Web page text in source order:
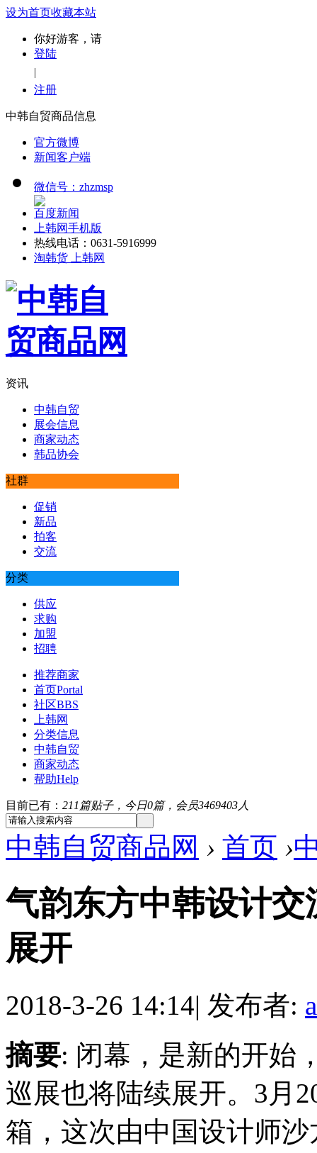
设为首页收藏本站
你好游客，请
登陆
|
注册
中韩自贸商品信息
官方微博
新闻客户端
微信号：zhzmsp
百度新闻
上韩网手机版
热线电话：0631-5916999
淘韩货 上韩网
资讯
中韩自贸
展会信息
商家动态
韩品协会
社群
促销
新品
拍客
交流
分类
供应
求购
加盟
招聘
推荐商家
首页Portal
社区BBS
上韩网
分类信息
中韩自贸
商家动态
帮助Help
目前已有： 211篇贴子，今日0篇，会员3469403人
中韩自贸商品网 › 首页 ›
气韵东方中韩设计
展开
2018-3-26 14:14| 发布者:
摘要: 闭幕，是新的开始
巡展也将陆续展开。3月
箱，这次由中国设计师